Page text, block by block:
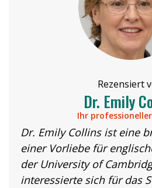
Rezensiert
Dr. Emily
Ihr
Dr. Emily Collins ist eine
einer Vorliebe für
der University of
interessierte sich für das